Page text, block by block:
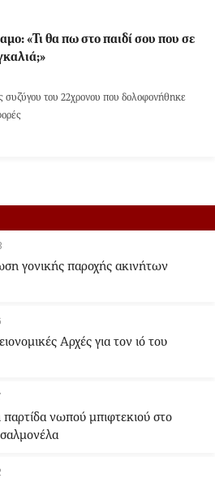
«Τι θα πω στο παιδί σου που σε
συζύγου του 22χρονου που δολοφονήθηκε
γονικής παροχής ακινήτων
Αρχές για τον ιό του
νωπού μπιφτεκιού στο